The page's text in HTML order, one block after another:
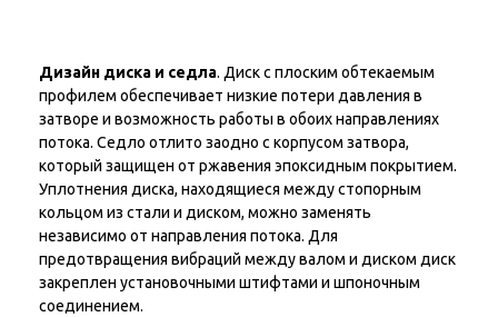
Дизайн диска и седла. Диск с плоским обтекаемым
профилем обеспечивает низкие потери давления в
затворе и возможность работы в обоих направлениях
потока. Седло отлито заодно с корпусом затвора,
который защищен от ржавения эпоксидным покрытием.
Уплотнения диска, находящиеся между стопорным
кольцом из стали и диском, можно заменять
независимо от направления потока. Для
предотвращения вибраций между валом и диском диск
закреплен установочными штифтами и шпоночным
соединением.